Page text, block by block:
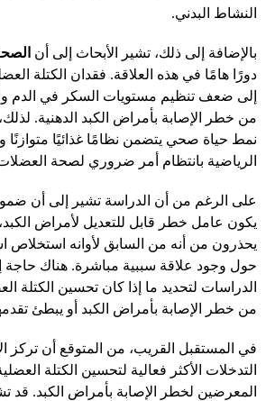
النشاط البدني.
بالإضافة إلى ذلك، تشير الأبحاث إلى أن
دورًا هامًا في هذه العلاقة. فقدان الكتلة
إلى ضعف تنظيم مستويات السكر في الدم
من خطر الإصابة بأمراض الكبد الدهنية.
نمط حياة صحي يتضمن نظامًا غذائيًا متوازنًا
الرياضية بانتظام أمر ضروري لصحة
على الرغم من أن الدراسة تشير إلى أن
يكون عامل خطر قابل للتعديل لأمراض الكبد،
يحذرون من أنه من السابق لأوانه استخلاص
حول وجود علاقة سببية مباشرة. هناك حاجة
الدراسات لتحديد ما إذا كان تحسين الكتلة
من خطر الإصابة بأمراض الكبد أو يبطئ
في المستقبل القريب، من المتوقع أن تركز
التدخلات الأكثر فعالية لتحسين الكتلة
المعرضين لخطر الإصابة بأمراض الكبد. قد